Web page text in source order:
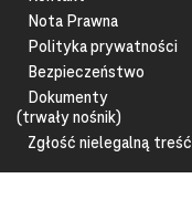
Nota Prawna
Polityka prywatności
Bezpieczeństwo
Dokumenty
(trwały nośnik)
Zgłość nielegalną treść